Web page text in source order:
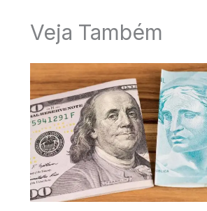
Veja Também